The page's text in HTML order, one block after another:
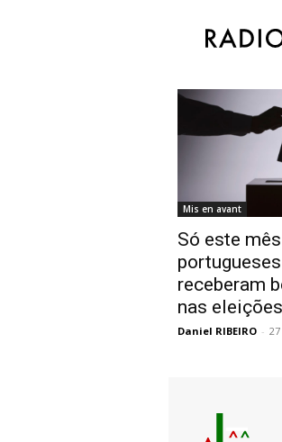
Accueil Tags
Tag:
Mis en avant
Só este
receberam
nas
Daniel RIBEIRO -